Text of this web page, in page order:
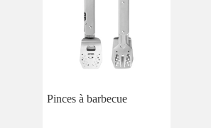
Pinces à barbecue